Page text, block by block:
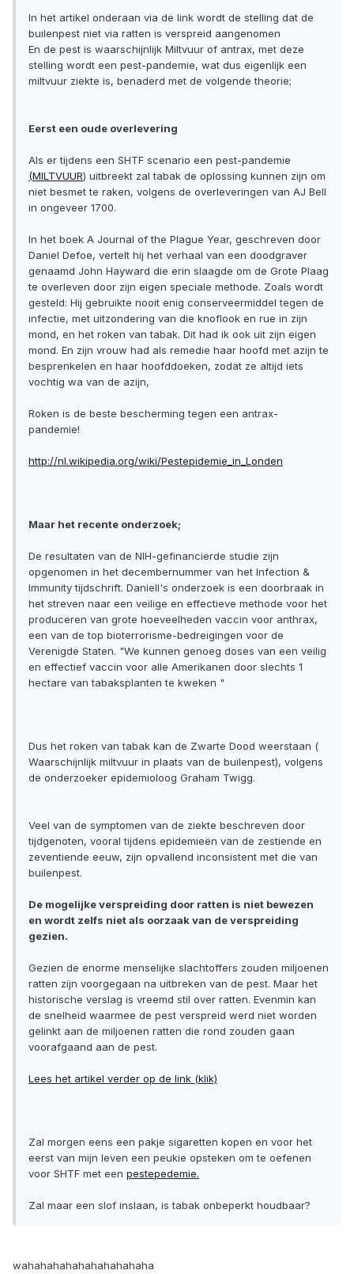
In het artikel onderaan via de link wordt de stelling dat de
builenpest niet via ratten is verspreid aangenomen
En de pest is waarschijnlijk Miltvuur of antrax, met deze
stelling wordt een pest-pandemie, wat dus eigenlijk een
miltvuur ziekte is, benaderd met de volgende theorie;
Eerst een oude overlevering
Als er tijdens een SHTF scenario een pest-pandemie
(MILTVUUR) uitbreekt zal tabak de oplossing kunnen zijn om
niet besmet te raken, volgens de overleveringen van AJ Bell
in ongeveer 1700.
In het boek A Journal of the Plague Year, geschreven door
Daniel Defoe, vertelt hij het ​​verhaal van een doodgraver
genaamd John Hayward die erin slaagde om de Grote Plaag
te overleven door zijn eigen speciale methode. Zoals wordt
gesteld: Hij gebruikte nooit enig conserveermiddel tegen de
infectie, met uitzondering van die knoflook en rue in zijn
mond, en het roken van tabak. Dit had ik ook uit zijn eigen
mond. En zijn vrouw had als remedie haar hoofd met azijn te
besprenkelen en haar hoofddoeken, zodat ze altijd iets
vochtig wa van de azijn,
Roken is de beste bescherming tegen een antrax-
pandemie!
http://nl.wikipedia.org/wiki/Pestepidemie_in_Londen
Maar het recente onderzoek;
De resultaten van de NIH-gefinancierde studie zijn
opgenomen in het decembernummer van het Infection &
Immunity tijdschrift. Daniell's onderzoek is een doorbraak in
het streven naar een veilige en effectieve methode voor het
produceren van grote hoeveelheden vaccin voor anthrax,
een van de top bioterrorisme-bedreigingen voor de
Verenigde Staten. "We kunnen genoeg doses van een veilig
en effectief vaccin voor alle Amerikanen door slechts 1
hectare van tabaksplanten te kweken "
Dus het roken van tabak kan de Zwarte Dood weerstaan (
Waarschijnlijk miltvuur in plaats van de builenpest), volgens
de onderzoeker epidemioloog Graham Twigg.
Veel van de symptomen van de ziekte beschreven door
tijdgenoten, vooral tijdens epidemieën van de zestiende en
zeventiende eeuw, zijn opvallend inconsistent met die van
builenpest.
De mogelijke verspreiding door ratten is niet bewezen
en wordt zelfs niet als oorzaak van de verspreiding
gezien.
Gezien de enorme menselijke slachtoffers zouden miljoenen
ratten zijn voorgegaan na uitbreken van de pest. Maar het
historische verslag is vreemd stil over ratten. Evenmin kan
de snelheid waarmee de pest verspreid werd niet worden
gelinkt aan de miljoenen ratten die rond zouden gaan
voorafgaand aan de pest.
Lees het artikel verder op de link (klik)
Zal morgen eens een pakje sigaretten kopen en voor het
eerst van mijn leven een peukie opsteken om te oefenen
voor SHTF met een pestepedemie.
Zal maar een slof inslaan, is tabak onbeperkt houdbaar?
wahahahahahahahahahaha